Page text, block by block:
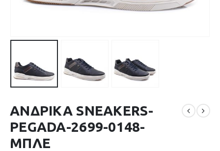
ΑΝΔΡΙΚΑ SNEAKERS-
PEGADA-2699-0148-
ΜΠΛΕ